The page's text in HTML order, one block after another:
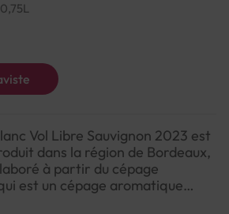
Vol Libre Sauvignon 2023 est
dans la région de Bordeaux,
à partir du cépage
est un cépage aromatique
de la Loire.